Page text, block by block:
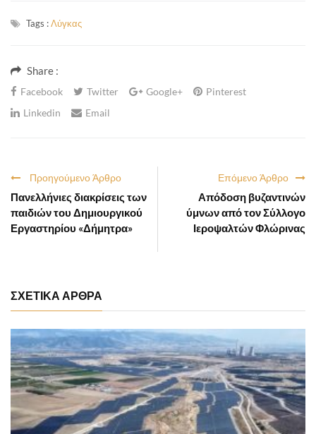
Tags :Λύγκας
Share :
Facebook Twitter Google+
Pinterest
Linkedin
Email
Επόμενο Άρθρο
Απόδοση βυζαντινών
ύμνων από τον Σύλλογο
Ιεροψαλτών Φλώρινας
Προηγούμενο Άρθρο
Πανελλήνιες διακρίσεις των
παιδιών του Δημιουργικού
Εργαστηρίου «Δήμητρα»
ΣΧΕΤΙΚΑ ΑΡΘΡΑ